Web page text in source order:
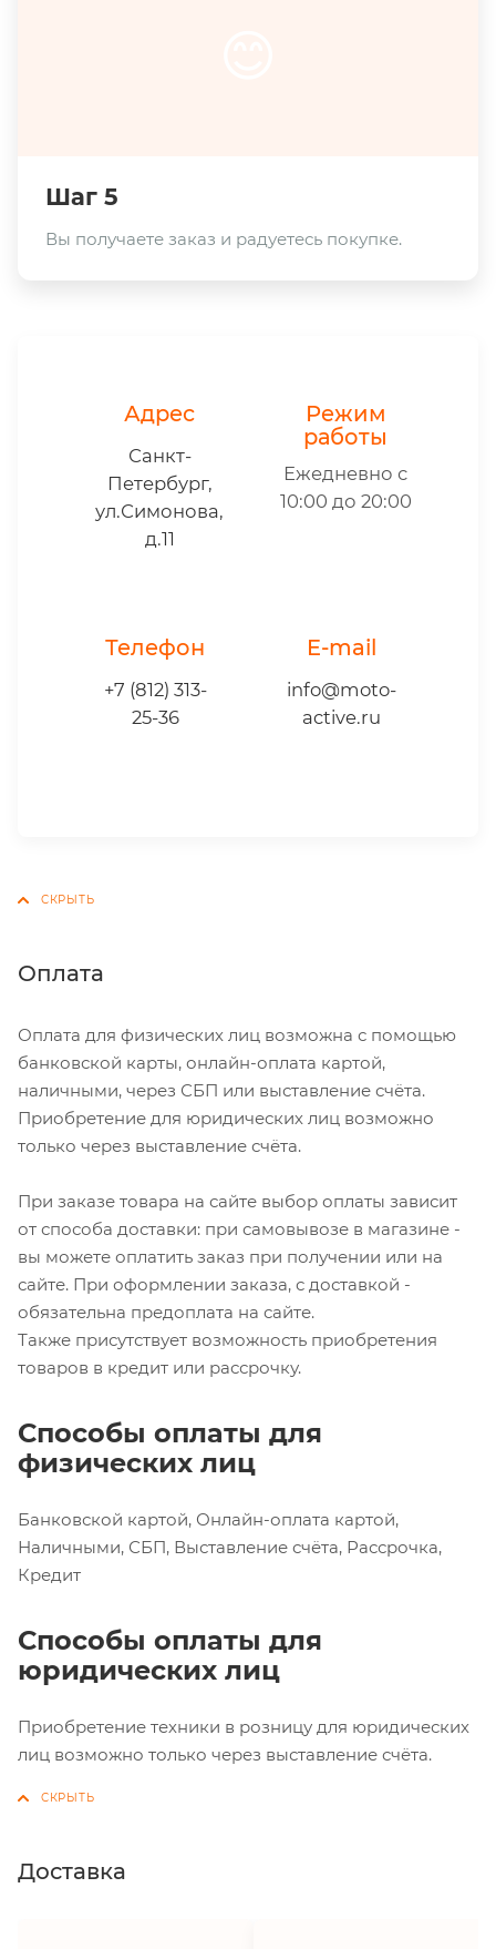
Шаг 5
Вы получаете заказ и радуетесь покупке.
Адрес
Санкт-
Петербург,
ул.Симонова,
д.11
Режим
работы
Ежедневно с
10:00 до 20:00
Телефон
+7 (812) 313-
25-36
E-mail
info@moto-
active.ru
Оплата
Оплата для физических лиц возможна с помощью
банковской карты, онлайн-оплата картой,
наличными, через СБП или выставление счёта.
Приобретение для юридических лиц возможно
только через выставление счёта.
При заказе товара на сайте выбор оплаты зависит
от способа доставки: при самовывозе в магазине -
вы можете оплатить заказ при получении или на
сайте. При оформлении заказа, с доставкой -
обязательна предоплата на сайте.
Также присутствует возможность приобретения
товаров в кредит или рассрочку.
Способы оплаты для
физических лиц
Банковской картой, Онлайн-оплата картой,
Наличными, СБП, Выставление счёта, Рассрочка,
Кредит
Способы оплаты для
юридических лиц
Приобретение техники в розницу для юридических
лиц возможно только через выставление счёта.
Доставка